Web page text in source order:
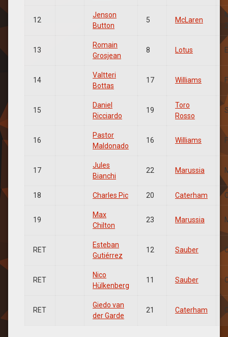
12
Jenson
Button
5 McLaren
13
Romain
Grosjean
8 Lotus
14
Valtteri
Bottas
17 Williams
15
Daniel
Ricciardo
19
Toro
Rosso
16
Pastor
Maldonado
16 Williams
17
Jules
Bianchi
22 Marussia
18 Charles Pic 20 Caterham
19
Max
Chilton
23 Marussia
RET
Esteban
Gutiérrez
12 Sauber
RET
Nico
Hülkenberg
11 Sauber
RET
Giedo van
der Garde
21 Caterham